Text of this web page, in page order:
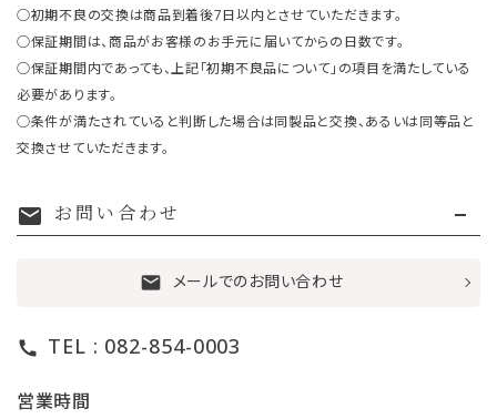
○初期不良の交換は商品到着後7日以内とさせていただきます。
○保証期間は、商品がお客様のお手元に届いてからの日数です。
○保証期間内であっても、上記「初期不良品について」の項目を満たしている
必要があります。
○条件が満たされていると判断した場合は同製品と交換、あるいは同等品と
交換させていただきます。
mail お問い合わせ
mail メールでのお問い合わせ
call TEL : 082-854-0003
営業時間